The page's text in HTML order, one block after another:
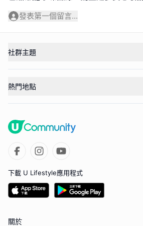
發表第一個留言...
社群主題
熱門地點
下載 U Lifestyle應用程式
關於